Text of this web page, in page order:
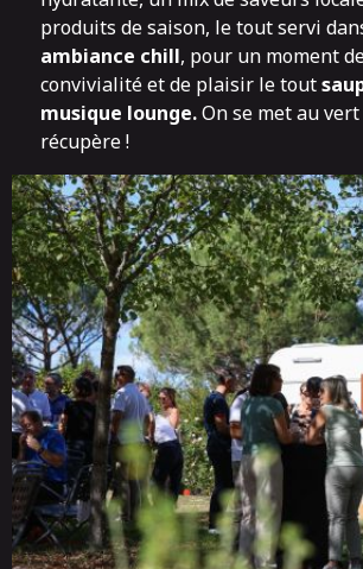
produits de saison, le tout servi
ambiance chill, pour un moment
convivialité et de plaisir le tout
musique lounge.On se met au
récupère !